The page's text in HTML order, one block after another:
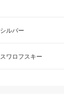
シルバー
スワロフスキー